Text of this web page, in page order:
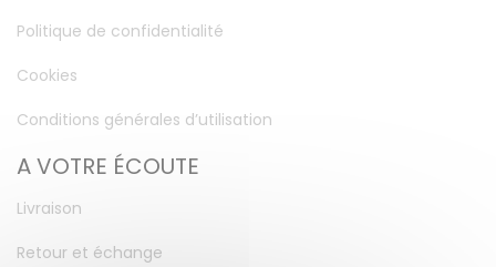
Politique de confidentialité
Cookies
Conditions générales d’utilisation
A VOTRE ÉCOUTE
Livraison
Retour et échange